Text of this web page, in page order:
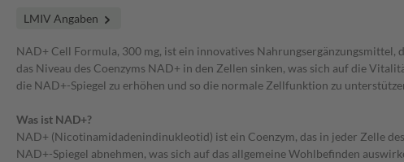
LMIV Angaben
NAD+ Cell Formula, 300 mg, ist ein innovatives
das Niveau des Coenzyms NAD+ in den Zellen sinken, was sich auf die
die NAD+-Spiegel zu erhöhen und so die normale Zellfunktion zu
Was ist NAD+?
NAD+ (Nicotinamidadenindinukleotid) ist ein Coenzym, das in jeder Zelle
NAD+-Spiegel abnehmen, was sich auf das allgemeine Wohlbefinden